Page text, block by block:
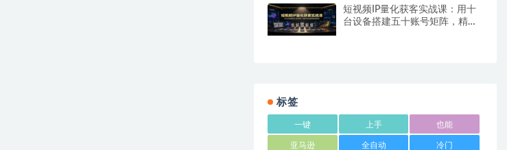
短视频IP量化获客实战课：用十
台设备搭建五十账号矩阵，精准
标签
一键 上手 也能
亚马逊 全自动 冷门